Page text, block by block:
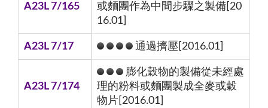
A23L 7/165
或麵團作為中間步驟之製備[20
16.01]
A23L 7/17 通過擠壓[2016.01]
A23L 7/174
膨化穀物的製備從未經處
理的粉料或麵團製成全麥或穀
物片[2016.01]